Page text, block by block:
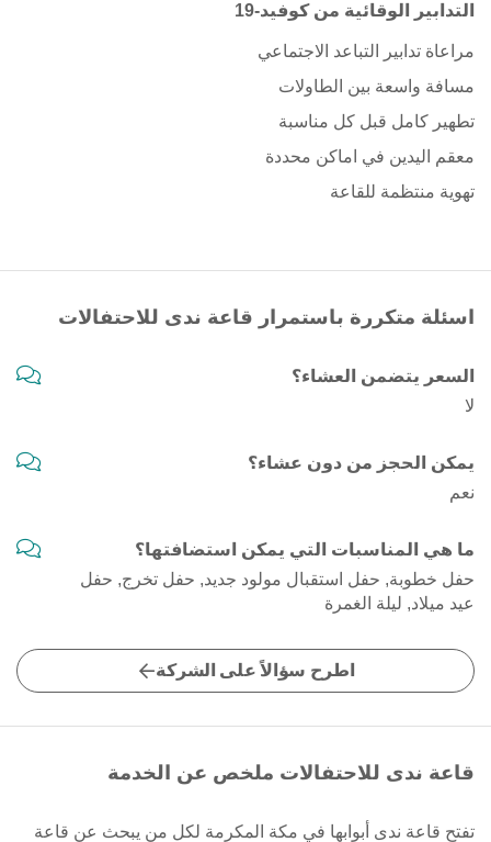
التدابير الوقائية من كوفيد-19
مراعاة تدابير التباعد الاجتماعي
مسافة واسعة بين الطاولات
تطهير كامل قبل كل مناسبة
معقم اليدين في اماكن محددة
تهوية منتظمة للقاعة
اسئلة متكررة باستمرار قاعة ندى للاحتفالات
السعر يتضمن العشاء؟
لا
يمكن الحجز من دون عشاء؟
نعم
ما هي المناسبات التي يمكن استضافتها؟
حفل خطوبة, حفل استقبال مولود جديد, حفل تخرج, حفل
عيد ميلاد, ليلة الغمرة
اطرح سؤالاً على الشركة
قاعة ندى للاحتفالات ملخص عن الخدمة
تفتح قاعة ندى أبوابها في مكة المكرمة لكل من يبحث عن قاعة